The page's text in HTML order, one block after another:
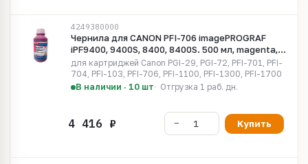
4249380000
Чернила для CANON PFI-706 imagePROGRAF
iPF9400, 9400S, 8400, 8400S. 500 мл, magenta,
Pigment MyInk CE706M
для картриджей Canon PGI-29, PGI-72, PFI-701, PFI-
704, PFI-103, PFI-706, PFI-1100, PFI-1300, PFI-1700
В наличии · 10 шт
Отгрузка 1 раб. дн.
Купить